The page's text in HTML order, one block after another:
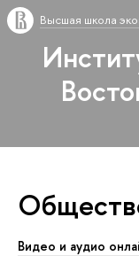
Высшая школа
Видео и аудио